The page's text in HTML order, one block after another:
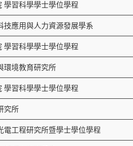
學習科學學士學位學程
技應用與人力資源發展學系
學習科學學士學位學程
環境教育研究所
學習科學學士學位學程
究所
電工程研究所暨學士學位學程